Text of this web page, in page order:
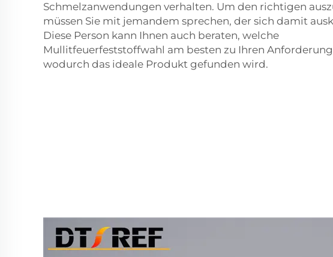
Schmelzanwendungen verhalten. Um den richtigen
müssen Sie mit jemandem sprechen, der sich damit
Diese Person kann Ihnen auch beraten, welche
Mullitfeuerfeststoffwahl am besten zu Ihren
wodurch das ideale Produkt gefunden wird.